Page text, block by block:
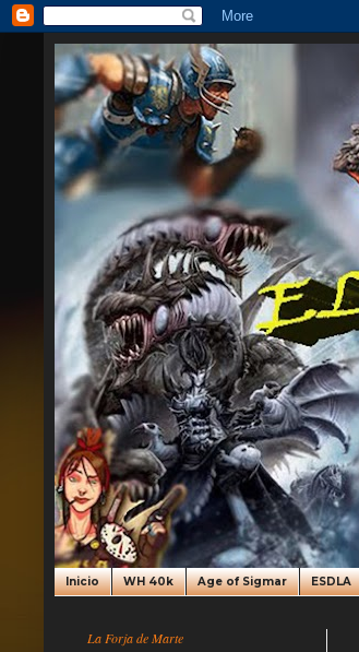
Inicio WH 40k Age of Sigmar ESDLA
La Forja de Marte